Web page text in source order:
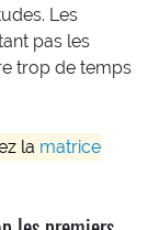
Les
pas les
trop de temps
la matrice